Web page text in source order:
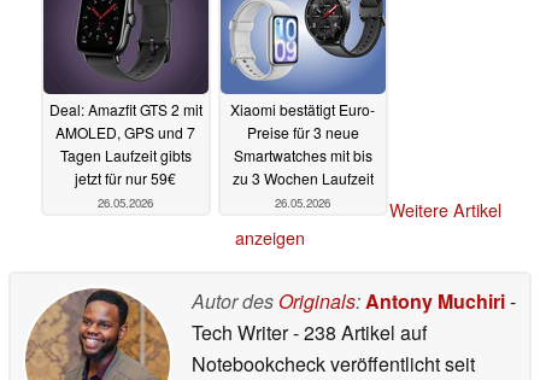
Deal: Amazfit GTS 2 mit
AMOLED, GPS und 7
Tagen Laufzeit gibts
jetzt für nur 59€
26.05.2026
Xiaomi bestätigt Euro-
Preise für 3 neue
Smartwatches mit bis
zu 3 Wochen Laufzeit
26.05.2026
Weitere Artikel
anzeigen
Autor des Originals:Antony Muchiri-
Tech Writer- 238 Artikel auf
Notebookcheck veröffentlichtseit